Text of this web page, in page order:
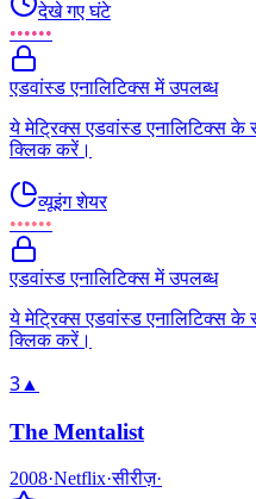
देखे गए घंटे
••••••
एडवांस्ड एनालिटिक्स में उपलब्ध
ये मेट्रिक्स एडवांस्ड एनालिटिक्स
क्लिक करें।
व्यूइंग शेयर
••••••
एडवांस्ड एनालिटिक्स में उपलब्ध
ये मेट्रिक्स एडवांस्ड एनालिटिक्स
क्लिक करें।
3▲
The Mentalist
2008·Netflix·सीरीज़·